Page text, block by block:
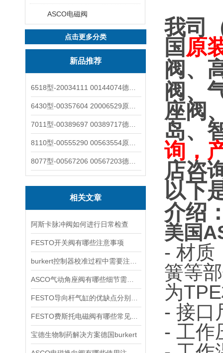
ASCO电磁阀
点击更多分类
新品推荐
相关文章
阿斯卡脉冲阀如何进行日常检查
FESTO开关阀有哪些注意事项
宝德生物制药解决方案德国burkert
我司
国 原
阀、
阀、
座阀
岛、
询，
店咨
以下
介绍
美国
- 材质
簧等
为
- 接口
- 工作